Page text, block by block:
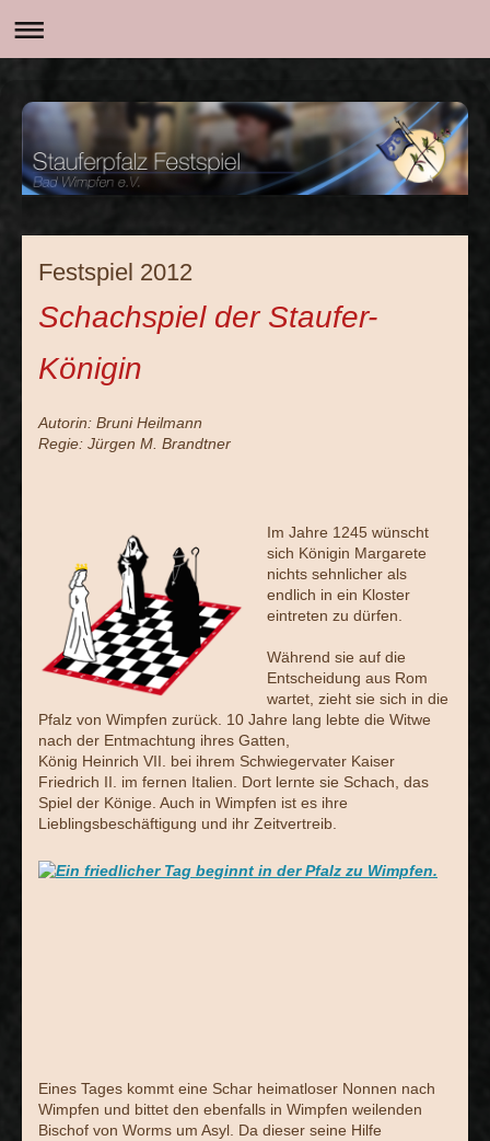
Festspiel 2012
Schachspiel der Staufer-
Königin
Autorin: Bruni Heilmann
Regie: Jürgen M. Brandtner
Im Jahre 1245 wünscht
sich Königin Margarete
nichts sehnlicher als
endlich in ein Kloster
eintreten zu dürfen.
Während sie auf die
Entscheidung aus Rom
wartet, zieht sie sich in die
Pfalz von Wimpfen zurück. 10 Jahre lang lebte die Witwe
nach der Entmachtung ihres Gatten,
König Heinrich VII. bei ihrem Schwiegervater Kaiser
Friedrich II. im fernen Italien. Dort lernte sie Schach, das
Spiel der Könige. Auch in Wimpfen ist es ihre
Lieblingsbeschäftigung und ihr Zeitvertreib.
Eines Tages kommt eine Schar heimatloser Nonnen nach
Wimpfen und bittet den ebenfalls in Wimpfen weilenden
Bischof von Worms um Asyl. Da dieser seine Hilfe